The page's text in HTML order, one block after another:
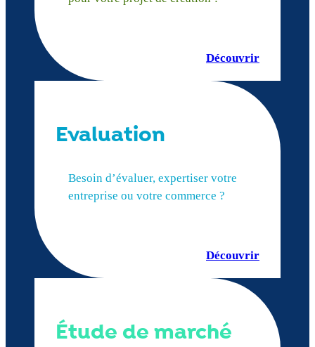
Découvrir
Evaluation
Besoin d’évaluer, expertiser votre
entreprise ou votre commerce ?
Découvrir
Étude de marché